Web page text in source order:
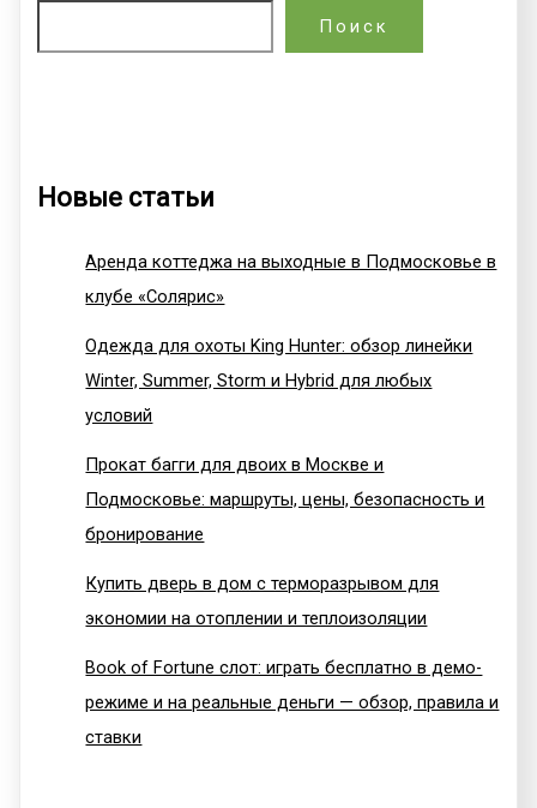
Поиск
Новые статьи
Аренда коттеджа на выходные в Подмосковье в
клубе «Солярис»
Одежда для охоты King Hunter: обзор линейки
Winter, Summer, Storm и Hybrid для любых
условий
Прокат багги для двоих в Москве и
Подмосковье: маршруты, цены, безопасность и
бронирование
Купить дверь в дом с терморазрывом для
экономии на отоплении и теплоизоляции
Book of Fortune слот: играть бесплатно в демо-
режиме и на реальные деньги — обзор, правила и
ставки